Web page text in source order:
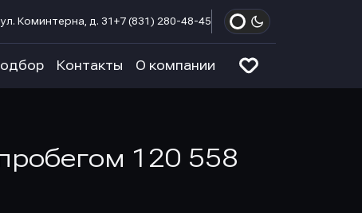
Коминтерна, д. 31 +7 (831) 280-48-45
Контакты О компании
120 558